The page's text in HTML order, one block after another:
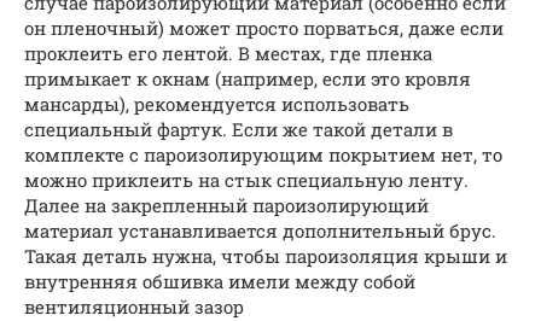
он пленочный) может просто порваться, даже если
проклеить его лентой. В местах, где пленка
примыкает к окнам (например, если это кровля
мансарды), рекомендуется использовать
специальный фартук. Если же такой детали в
комплекте с пароизолирующим покрытием нет, то
можно приклеить на стык специальную ленту.
Далее на закрепленный пароизолирующий
материал устанавливается дополнительный брус.
Такая деталь нужна, чтобы пароизоляция крыши и
внутренняя обшивка имели между собой
вентиляционный зазор